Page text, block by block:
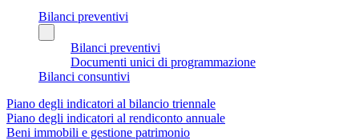
Bilanci preventivi
Bilanci preventivi
Documenti unici di programmazione
Bilanci consuntivi
Piano degli indicatori al bilancio triennale
Piano degli indicatori al rendiconto annuale
Beni immobili e gestione patrimonio